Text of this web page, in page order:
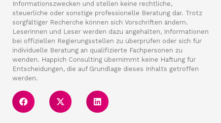
Informationszwecken und stellen keine rechtliche,
steuerliche oder sonstige professionelle Beratung dar. Trotz
sorgfältiger Recherche können sich Vorschriften ändern.
Leserinnen und Leser werden dazu angehalten, Informationen
bei offiziellen Regierungsstellen zu überprüfen oder sich für
individuelle Beratung an qualifizierte Fachpersonen zu
wenden. Happich Consulting übernimmt keine Haftung für
Entscheidungen, die auf Grundlage dieses Inhalts getroffen
werden.